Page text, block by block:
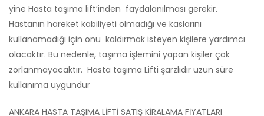
yine Hasta taşıma lift’inden faydalanılması gerekir.
Hastanın hareket kabiliyeti olmadığı ve kaslarını
kullanamadığı için onu kaldırmak isteyen kişilere yardımcı
olacaktır. Bu nedenle, taşıma işlemini yapan kişiler çok
zorlanmayacaktır. Hasta taşıma Lifti şarzlıdır uzun süre
kullanıma uygundur
ANKARA HASTA TAŞIMA LİFTİ SATIŞ KİRALAMA FİYATLARI